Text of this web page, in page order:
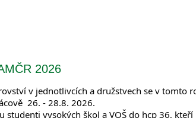
2026
v jednotlivcích a družstvech se v tomto
26. - 28.8. 2026.
studenti vysokých škol a VOŠ do hcp 36,